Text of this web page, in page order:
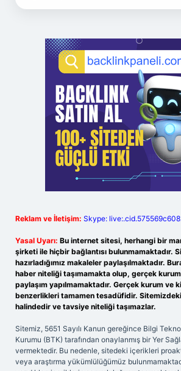
Reklam ve İletişim: Skype:
Yasal Uyarı: Bu internet sitesi, herhangi bir
şirketi ile hiçbir bağlantısı bulunmamaktadır.
hazırladığımız makaleler paylaşılmaktadır.
haber niteliği taşımamakta olup, gerçek
paylaşım yapılmamaktadır. Gerçek kurum ve
benzerlikleri tamamen tesadüfidir.
halindedir ve tavsiye niteliği taşımazlar.
Sitemiz, 5651 Sayılı Kanun gereğince Bilgi
Kurumu (BTK) tarafından onaylanmış bir Yer
vermektedir. Bu nedenle, sitedeki içerikleri
veya araştırma yükümlülüğümüz